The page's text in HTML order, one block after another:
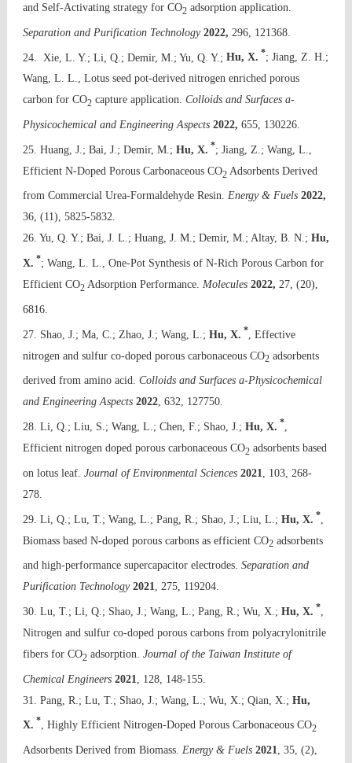
and Self-Activating strategy for CO2adsorption application.
Separation and Purification Technology 2022, 296, 121368.
24. Xie, L. Y.; Li, Q.; Demir, M.; Yu, Q. Y.; Hu, X. *; Jiang, Z. H.;
Wang, L. L., Lotus seed pot-derived nitrogen enriched porous
carbon for CO2capture application. Colloids and Surfaces a-
Physicochemical and Engineering Aspects 2022, 655, 130226.
25. Huang, J.; Bai, J.; Demir, M.; Hu, X. *; Jiang, Z.; Wang, L.,
Efficient N-Doped Porous Carbonaceous CO2Adsorbents Derived
from Commercial Urea-Formaldehyde Resin. Energy & Fuels 2022,
36, (11), 5825-5832.
26. Yu, Q. Y.; Bai, J. L.; Huang, J. M.; Demir, M.; Altay, B. N.; Hu,
X. *; Wang, L. L., One-Pot Synthesis of N-Rich Porous Carbon for
Efficient CO2Adsorption Performance. Molecules 2022, 27, (20),
6816.
27. Shao, J.; Ma, C.; Zhao, J.; Wang, L.; Hu, X. * , Effective
nitrogen and sulfur co-doped porous carbonaceous CO2adsorbents
derived from amino acid. Colloids and Surfaces a-Physicochemical
and Engineering Aspects 2022, 632, 127750.
28. Li, Q.; Liu, S.; Wang, L.; Chen, F.; Shao, J.; Hu, X. *,
Efficient nitrogen doped porous carbonaceous CO2adsorbents based
on lotus leaf. Journal of Environmental Sciences 2021
, 103, 268-
278.
29. Li, Q.; Lu, T.; Wang, L.; Pang, R.; Shao, J.; Liu, L.; Hu, X. *
Biomass based N-doped porous carbons as efficient CO2adsorbents
and high-performance supercapacitor electrodes. Separation and
Purification Technology 2021, 275, 119204.
30. Lu, T.; Li, Q.; Shao, J.; Wang, L.; Pang, R.; Wu, X.; Hu, X. *
Nitrogen and sulfur co-doped porous carbons from polyacrylonitrile
fibers for CO2adsorption. Journal of the Taiwan Institute of
Chemical Engineers 2021
, 128, 148-155.
31. Pang, R.; Lu, T.; Shao, J.; Wang, L.; Wu, X.; Qian, X.; Hu,
X. *, Highly Efficient Nitrogen-Doped Porous Carbonaceous CO2
Adsorbents Derived from Biomass. Energy & Fuels 2021, 35, (2),